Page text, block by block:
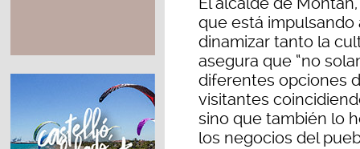
que está impulsando
dinamizar tanto la
asegura que “no
diferentes opciones
visitantes
sino que también lo
los negocios del